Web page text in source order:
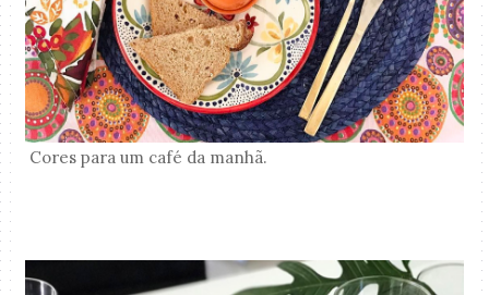
Cores para um café da manhã.